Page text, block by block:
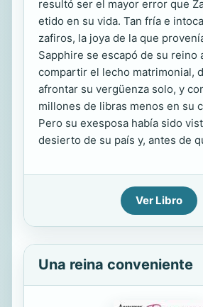
resultó ser el mayor error que
etido en su vida. Tan fría e
zafiros, la joya de la que
Sapphire se escapó de su reino
compartir el lecho matrimonial,
afrontar su vergüenza solo, y
millones de libras menos en su
Pero su exesposa había sido
desierto de su país y, antes de
Ver Libro
Una reina conveniente